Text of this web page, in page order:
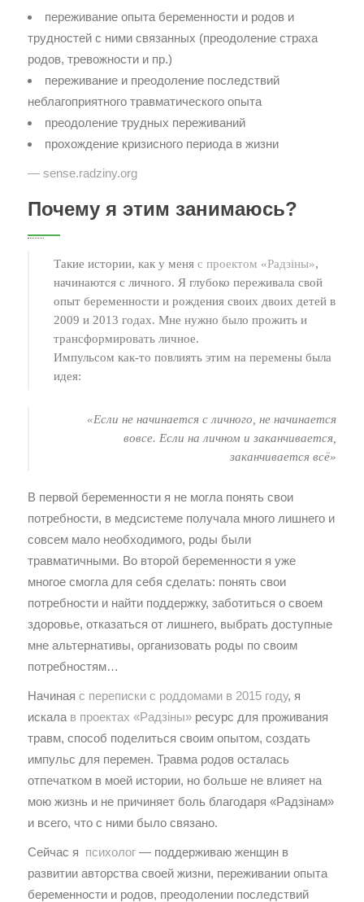
переживание опыта беременности и родов и
трудностей с ними связанных (преодоление страха
родов, тревожности и пр.)
переживание и преодоление последствий
неблагоприятного травматического опыта
преодоление трудных переживаний
прохождение кризисного периода в жизни
— sense.radziny.org
Почему я этим занимаюсь?
Такие истории, как у меня с проектом «Радзіны»,
начинаются с личного. Я глубоко переживала свой
опыт беременности и рождения своих двоих детей в
2009 и 2013 годах. Мне нужно было прожить и
трансформировать личное.
Импульсом как-то повлиять этим на перемены была
идея:
«Если не начинается с личного, не начинается
вовсе. Если на личном и заканчивается,
заканчивается всё»
В первой беременности я не могла понять свои
потребности, в медсистеме получала много лишнего и
совсем мало необходимого, роды были
травматичными. Во второй беременности я уже
многое смогла для себя сделать: понять свои
потребности и найти поддержку, заботиться о своем
здоровье, отказаться от лишнего, выбрать доступные
мне альтернативы, организовать роды по своим
потребностям…
Начиная с переписки с роддомами в 2015 году, я
искала в проектах «Радзіны» ресурс для проживания
травм, способ поделиться своим опытом, создать
импульс для перемен. Травма родов осталась
отпечатком в моей истории, но больше не влияет на
мою жизнь и не причиняет боль благодаря «Радзiнам»
и всего, что с ними было связано.
Сейчас я психолог— поддерживаю женщин в
развитии авторства своей жизни, переживании опыта
беременности и родов, преодолении последствий